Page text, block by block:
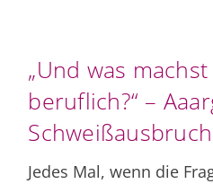
„Und was
beruflich?“ –
Jedes Mal, wenn die